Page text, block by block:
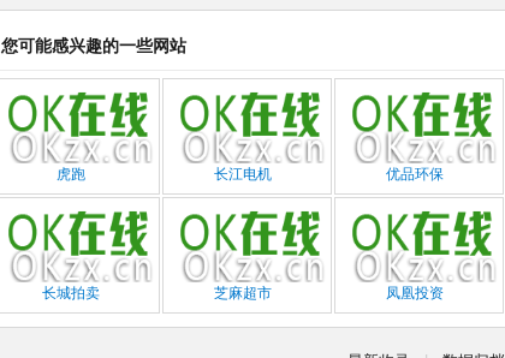
您可能感兴趣的一些网站
虎跑 长江电机 优品环保
长城拍卖 芝麻超市 凤凰投资